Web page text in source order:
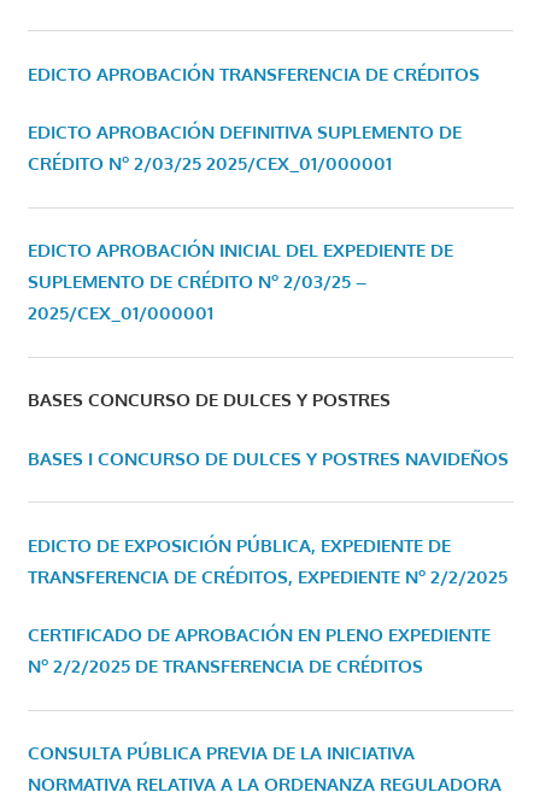
EDICTO APROBACIÓN TRANSFERENCIA DE CRÉDITOS
EDICTO APROBACIÓN DEFINITIVA SUPLEMENTO DE
CRÉDITO Nº 2/03/25 2025/CEX_01/000001
EDICTO APROBACIÓN INICIAL DEL EXPEDIENTE DE
SUPLEMENTO DE CRÉDITO Nº 2/03/25 –
2025/CEX_01/000001
BASES CONCURSO DE DULCES Y POSTRES
BASES I CONCURSO DE DULCES Y POSTRES NAVIDEÑOS
EDICTO DE EXPOSICIÓN PÚBLICA, EXPEDIENTE DE
TRANSFERENCIA DE CRÉDITOS, EXPEDIENTE Nº 2/2/2025
CERTIFICADO DE APROBACIÓN EN PLENO EXPEDIENTE
Nº 2/2/2025 DE TRANSFERENCIA DE CRÉDITOS
CONSULTA PÚBLICA PREVIA DE LA INICIATIVA
NORMATIVA RELATIVA A LA ORDENANZA REGULADORA